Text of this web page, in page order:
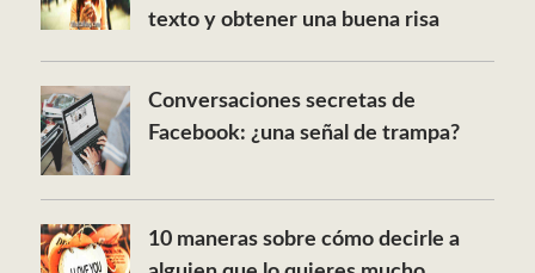
texto y obtener una buena risa
Conversaciones secretas de
Facebook: ¿una señal de trampa?
10 maneras sobre cómo decirle a